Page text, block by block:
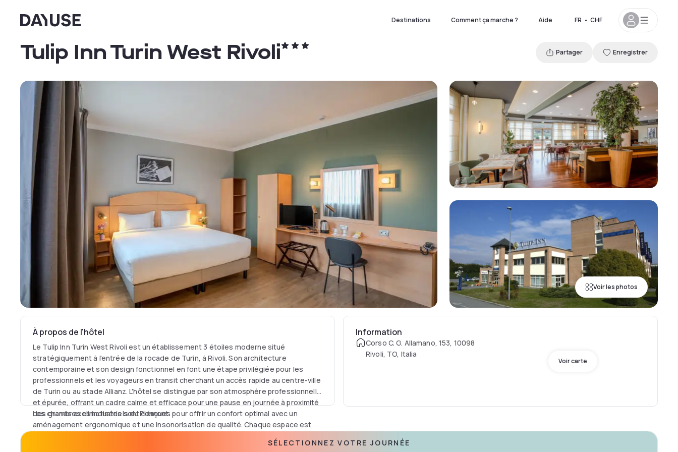
Dayuse Destinations Comment ça marche ? Aide FR • CHF
Voir les photos
Tulip Inn Turin West Rivoli Partager Enregistrer
À propos de l'hôtel
Le Tulip Inn Turin West Rivoli est un établissement 3 étoiles moderne situé
stratégiquement à l'entrée de la rocade de Turin, à Rivoli. Son architecture
contemporaine et son design fonctionnel en font une étape privilégiée pour les
professionnels et les voyageurs en transit cherchant un accès rapide au centre-ville
de Turin ou au stade Allianz. L'hôtel se distingue par son atmosphère professionnelle
et épurée, offrant un cadre calme et efficace pour une pause en journée à proximité
des grands axes industriels du Piémont.
Les chambres climatisées sont conçues pour offrir un confort optimal avec un
aménagement ergonomique et une insonorisation de qualité. Chaque espace est
téléviseur à écran plat avec chaînes internationales. Pour le confort des résidents
Information
Corso C. G. Allamano, 153, 10098
Rivoli, TO, Italia
Voir carte
SÉLECTIONNEZ VOTRE JOURNÉE